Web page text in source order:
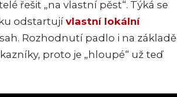
řešit „na vlastní pěst“. Týká se
odstartují vlastní lokální
Rozhodnutí padlo i na základě
proto je „hloupé“ už teď